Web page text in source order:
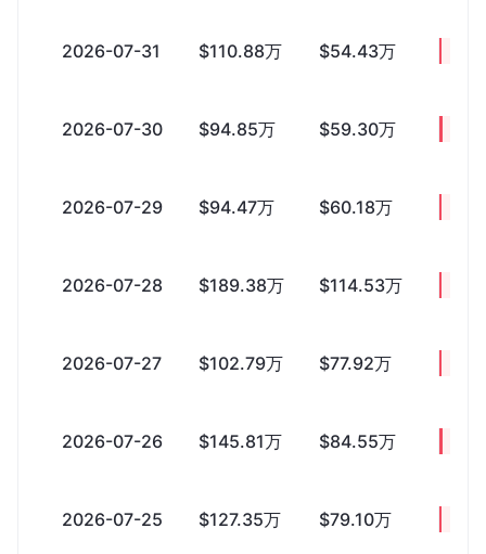
2026-07-31 $110.88万 $54.43万
2026-07-30 $94.85万 $59.30万
2026-07-29 $94.47万 $60.18万
2026-07-28 $189.38万 $114.53万
2026-07-27 $102.79万 $77.92万
2026-07-26 $145.81万 $84.55万
2026-07-25 $127.35万 $79.10万